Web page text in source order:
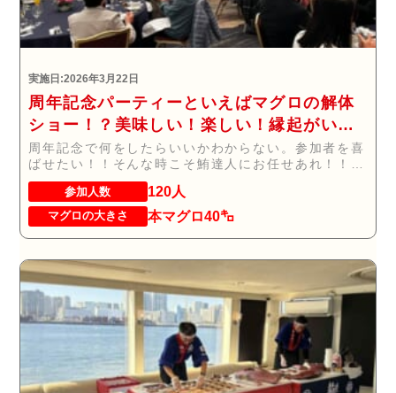
実施日:2026年3月22日
周年記念パーティーといえばマグロの解体
ショー！？美味しい！楽しい！縁起がい
い！
周年記念で何をしたらいいかわからない。参加者を喜
ばせたい！！そんな時こそ鮪達人にお任せあれ！！！
...
参加人数 120人
マグロの大きさ 本マグロ40㌔